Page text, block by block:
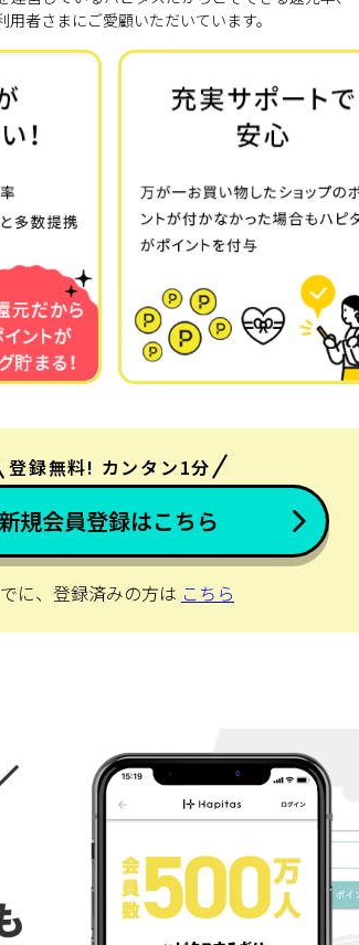
者さまにご愛顧いただいています。
登録無料! カンタン1分
新規会員登録はこちら
に、登録済みの方は こちら